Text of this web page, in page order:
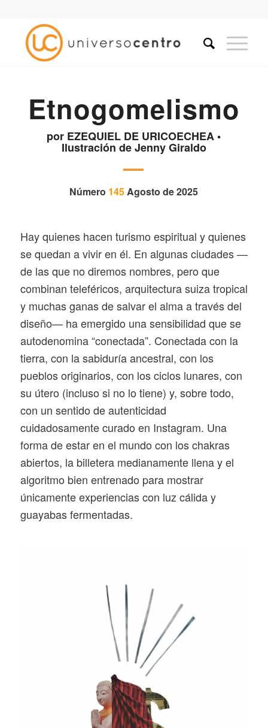
Etnogomelismo
por EZEQUIEL DE URICOECHEA •
Ilustración de Jenny Giraldo
—
Número 145Agosto de 2025
Hay quienes hacen turismo espiritual y quienes
se quedan a vivir en él. En algunas ciudades —
de las que no diremos nombres, pero que
combinan teleféricos, arquitectura suiza tropical
y muchas ganas de salvar el alma a través del
diseño— ha emergido una sensibilidad que se
autodenomina “conectada”. Conectada con la
tierra, con la sabiduría ancestral, con los
pueblos originarios, con los ciclos lunares, con
su útero (incluso si no lo tiene) y, sobre todo,
con un sentido de autenticidad
cuidadosamente curado en Instagram. Una
forma de estar en el mundo con los chakras
abiertos, la billetera medianamente llena y el
algoritmo bien entrenado para mostrar
únicamente experiencias con luz cálida y
guayabas fermentadas.